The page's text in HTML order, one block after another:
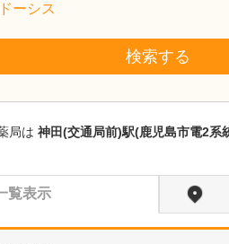
ーシス
検索する
局は 神田(交通局前)駅(鹿児島市電2系
覧表示